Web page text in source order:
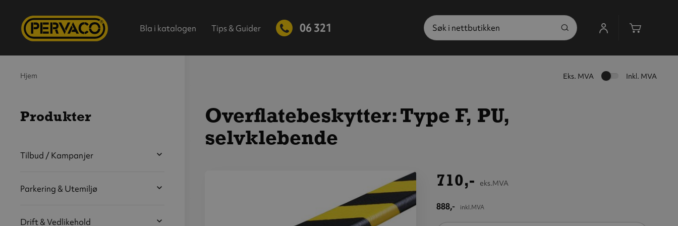
Bla i katalogen Tips & Guider 06 321
Søk
Eks. MVA Inkl. MVA
Overflatebeskytter: Type F, PU,
selvklebende
710,- eks.MVA
888,- inkl.MVA
Hjem
Produkter
Hjem
Tilbud / Kampanjer
Parkering & Utemiljø
Drift & Vedlikehold